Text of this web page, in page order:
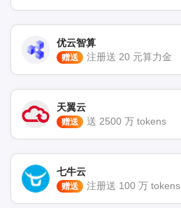
优云智算
赠送 注册送 20 元算力金
天翼云
赠送 送 2500 万 tokens
七牛云
赠送 注册送 100 万 tokens